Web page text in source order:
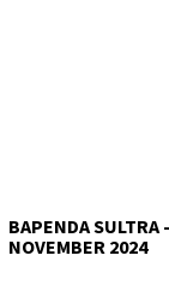
BAPENDA SULTRA
NOVEMBER 2024